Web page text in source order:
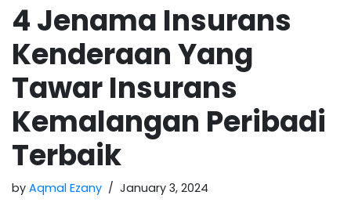
4 Jenama Insurans
Kenderaan Yang
Tawar Insurans
Kemalangan Peribadi
Terbaik
by Aqmal Ezany January 3, 2024